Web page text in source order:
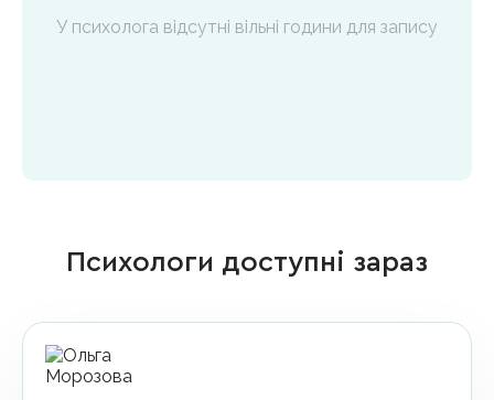
У психолога відсутні вільні години для запису
Психологи доступні зараз